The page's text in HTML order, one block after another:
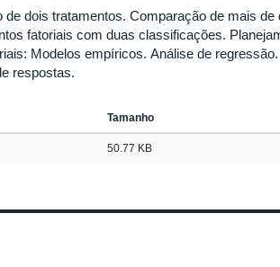
dois tratamentos. Comparação de mais de
fatoriais com duas classificações.
Modelos empíricos. Análise de
respostas.
Tamanho
50.77 KB